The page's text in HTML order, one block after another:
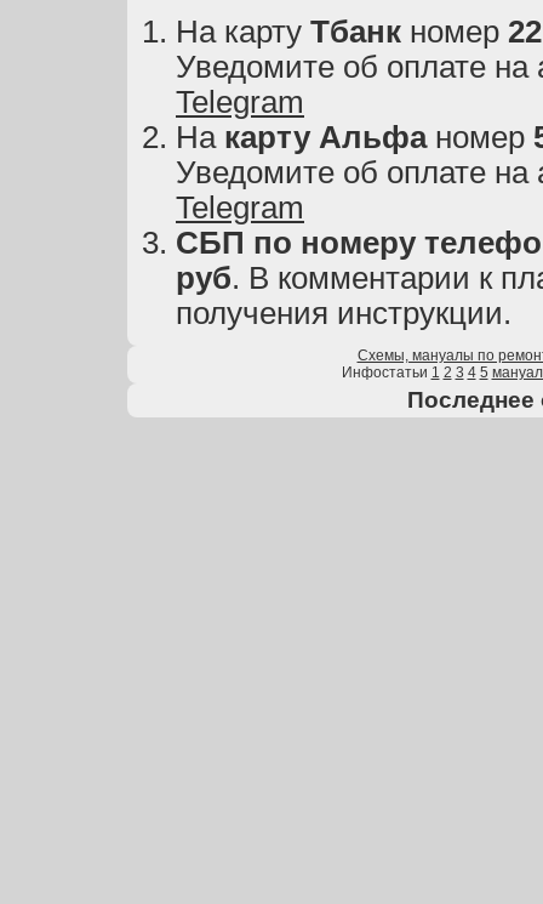
На карту Тбанк номер
Уведомите об оплате на
Telegram
На карту Альфаномер
Уведомите об оплате на
Telegram
СБП по номеру
руб. В комментарии к
получения инструкции.
Схемы, мануалы по
Инфостатьи 1 2 3 4 5